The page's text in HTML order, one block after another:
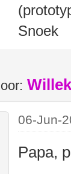
Snoek
06-Jun-
Papa,